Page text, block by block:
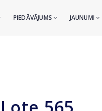
PIEDĀVĀJUMS JAUNUMI